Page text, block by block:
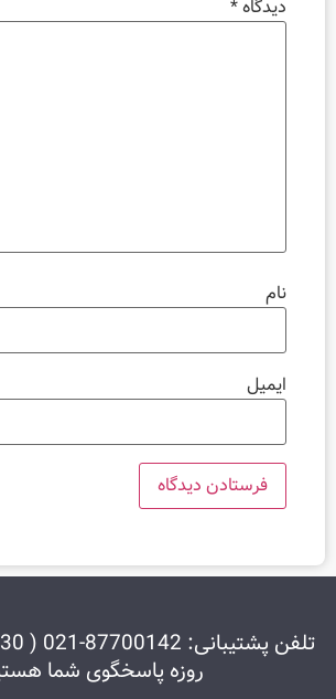
تلفن پشتیبانی: 87700142-021 ( 30 خط ویژه ) | همه
پاسخگوی شما هستیم.